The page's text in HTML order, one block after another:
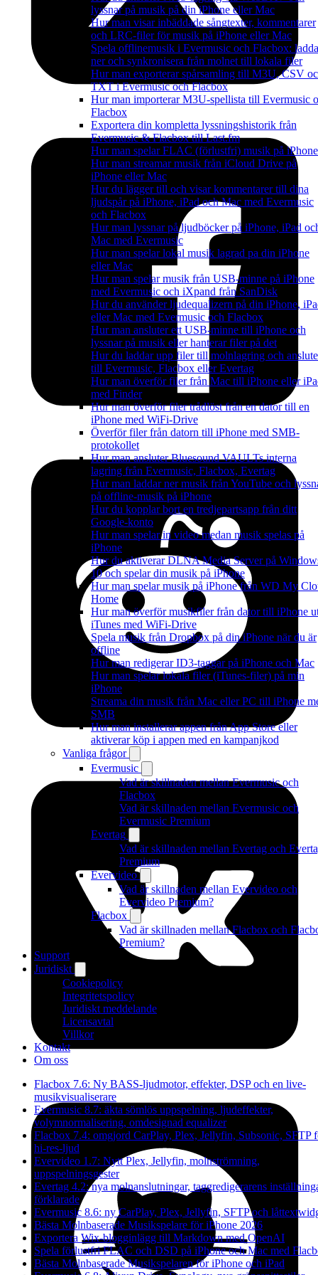
lyssnar på musik på din iPhone eller Mac
Hur man visar inbäddade sångtexter, kommentarer
och LRC-filer för musik på iPhone eller Mac
Spela offlinemusik i Evermusic och Flacbox: ladda
ner och synkronisera från molnet till lokala filer
Hur man exporterar spårsamling till M3U, CSV
TXT i Evermusic och Flacbox
Hur man importerar M3U-spellista till Evermusic
Flacbox
Exportera din kompletta lyssningshistorik från
Evermusic & Flacbox till Last.fm
Hur man spelar FLAC (förlustfri) musik på iPhone
Hur man streamar musik från iCloud Drive på
iPhone eller Mac
Hur du lägger till och visar kommentarer till dina
ljudspår på iPhone, iPad och Mac med Evermusic
och Flacbox
Hur man lyssnar på ljudböcker på iPhone, iPad
Mac med Evermusic
Hur man spelar lokal musik lagrad pa din iPhone
eller Mac
Hur man spelar musik från USB-minne på iPhone
med Evermusic och iXpand från SanDisk
Hur du använder ljudequalizern på din iPhone,
eller Mac med Evermusic och Flacbox
Hur man ansluter ett USB-minne till iPhone och
lyssnar på musik eller hanterar filer på det
Hur du laddar upp filer till molnlagring och
till Evermusic, Flacbox eller Evertag
Hur man överför filer från Mac till iPhone eller
med Finder
Hur man överför filer trådlöst från en dator till en
iPhone med WiFi-Drive
Överför filer från datorn till iPhone med SMB-
protokollet
Hur man ansluter Bluesound VAULTs interna
lagring från Evermusic, Flacbox, Evertag
Hur man laddar ner musik från YouTube och
på offline-musik på iPhone
Hur du kopplar bort en tredjepartsapp från ditt
Google-konto
Hur man spelar in video medan musik spelas på
iPhone
Hur du aktiverar DLNA Media Server på
10 och spelar din musik på iPhone
Hur man spelar musik på iPhone från WD My
Home
Hur man överför musikfiler från dator till iPhone
iTunes med WiFi-Drive
Spela musik från Dropbox på din iPhone när du är
offline
Hur man redigerar ID3-taggar på iPhone och Mac
Hur man spelar lokala filer (iTunes-filer) på min
iPhone
Streama din musik från Mac eller PC till iPhone
SMB
Hur man installerar appen från App Store eller
aktiverar köp i appen med en kampanjkod
Vanliga frågor
Evermusic
Vad är skillnaden mellan Evermusic och
Flacbox
Vad är skillnaden mellan Evermusic och
Evermusic Premium
Evertag
Vad är skillnaden mellan Evertag och
Premium
Evervideo
Vad är skillnaden mellan Evervideo och
Evervideo Premium?
Flacbox
Vad är skillnaden mellan Flacbox och
Premium?
Support
Juridiskt
Cookiepolicy
Integritetspolicy
Juridiskt meddelande
Licensavtal
Villkor
Kontakt
Om oss
Flacbox 7.6: Ny BASS-ljudmotor, effekter, DSP och en live-
musikvisualiserare
Evermusic 8.7: äkta sömlös uppspelning, ljudeffekter,
volymnormalisering, omdesignad equalizer
Flacbox 7.4: omgjord CarPlay, Plex, Jellyfin, Subsonic, SFTP
hi-res-ljud
Evervideo 1.7: Nytt Plex, Jellyfin, molnströmning,
uppspelningsgester
Evertag 4.2: nya molnanslutningar, taggredigerarens
förklarade
Evermusic 8.6: ny CarPlay, Plex, Jellyfin, SFTP och
Bästa Molnbaserade Musikspelare för iPhone 2026
Exportera Wix-blogginlägg till Markdown med OpenAI
Spela förlustfri FLAC och DSD på iPhone och Mac med
Bästa Molnbaserade Musikspelaren för iPhone och iPad